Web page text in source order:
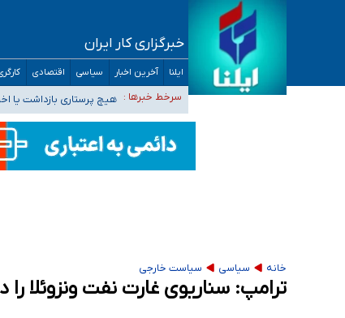
خبرگزاری کار ایران
ایلنا آخرین اخبار سیاسی اقتصادی
سرخط خبرها :
خبرنگاران راویان حقیقت با دغدغه نان،
آخرین وضعیت شیوع عفونت‌های تنفسی در
هیچ پرستاری بازداشت یا
ثبت‌نام بخش عمده دانش‌آموزان مدارس
هشدار درباره مصرف و دسترسی آسان به
خانه سیاسی سیاست خارجی
ترامپ: سناریوی غارت نفت ونزوئلا را